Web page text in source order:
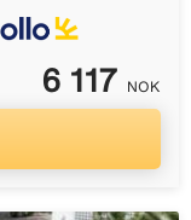
6 117 NOK